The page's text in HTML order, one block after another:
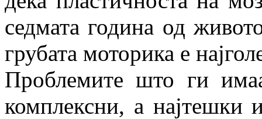
седмата година од
грубата моторика е
Проблемите што ги
комплексни, а најтешки